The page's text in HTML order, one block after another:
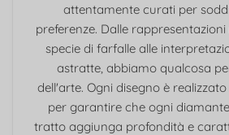
attentamente curati per
preferenze. Dalle
specie di farfalle alle
astratte, abbiamo qualcosa
dell'arte. Ogni disegno è
per garantire che ogni
tratto aggiunga profondità e